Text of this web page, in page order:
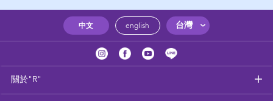
餵哺及嬰兒食品
健康及安全用品
中文 english 台灣
關於"R"